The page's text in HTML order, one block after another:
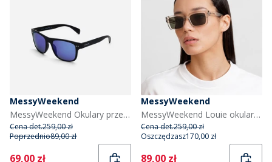
MessyWeekend
MessyWeekend Okulary przeciwsłoneczne Tempo kolor Czarny
Cena det.259,00 zł
Poprzednio89,00 zł
Current
69,00 zł
MessyWeekend
MessyWeekend Louie okulary przeciwsłoneczne kolor Crystal
Cena det.259,00 zł
Oszczędzasz170,00 zł
Current
89,00 zł